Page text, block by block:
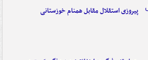
پیروزی استقلال مقابل همنام خوزستانی